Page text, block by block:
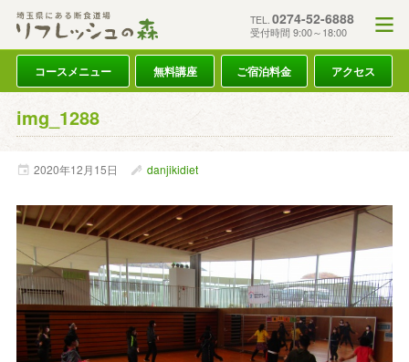
TEL. 0274-52-6888
受付時間 9:00～18:00
コースメニュー 無料講座 ご宿泊料金 アクセス
img_1288
2020年12月15日 danjikidiet